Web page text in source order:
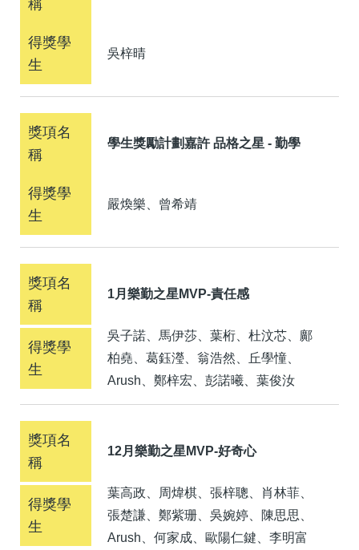
吳梓晴
學生獎勵計劃嘉許 品格之星 - 勤學
嚴煥樂、曾希靖
1月樂勤之星MVP-責任感
吳子諾、馬伊莎、葉桁、杜汶芯、鄺
柏堯、葛鈺瀅、翁浩然、丘學憧、
Arush、鄭梓宏、彭諾曦、葉俊汝
12月樂勤之星MVP-好奇心
葉高政、周煒棋、張梓聰、肖林菲、
張楚謙、鄭紫珊、吳婉婷、陳思思、
Arush、何家成、歐陽仁鍵、李明富